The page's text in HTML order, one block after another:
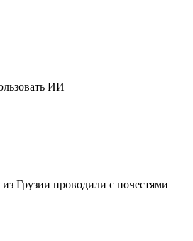
ИИ
Грузии проводили с почестями